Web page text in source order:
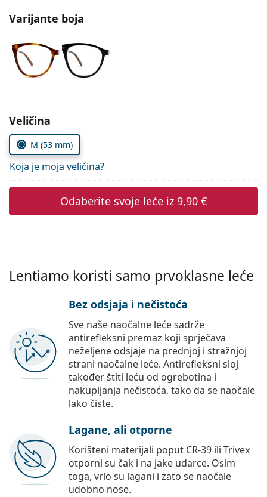
Sve marke sunčanih naočala
Varijante boja
Odaberite parametre
Veličina
M (53 mm)
Koja je moja veličina?
Odaberite svoje leće iz 9,90 €
Lentiamo koristi samo prvoklasne leće
Bez odsjaja i nečistoća
Sve naše naočalne leće sadrže
antirefleksni premaz koji sprječava
neželjene odsjaje na prednjoj i stražnjoj
strani naočalne leće. Antirefleksni sloj
također štiti leću od ogrebotina i
nakupljanja nečistoća, tako da se naočale
lako čiste.
Lagane, ali otporne
Korišteni materijali poput CR-39 ili Trivex
otporni su čak i na jake udarce. Osim
toga, vrlo su lagani i zato se naočale
udobno nose.